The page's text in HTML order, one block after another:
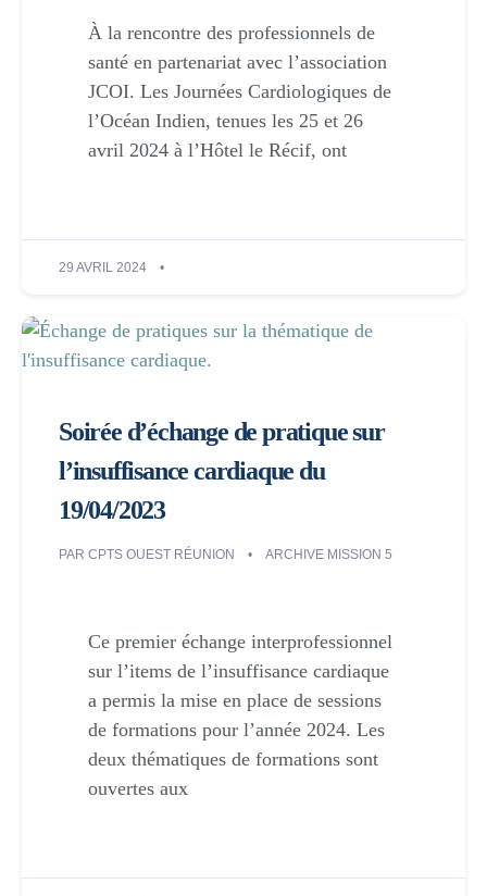
À la rencontre des professionnels de
santé en partenariat avec l’association
JCOI. Les Journées Cardiologiques de
l’Océan Indien, tenues les 25 et 26
avril 2024 à l’Hôtel le Récif, ont
29 AVRIL 2024
Soirée d’échange de pratique sur
l’insuffisance cardiaque du
19/04/2023
PAR CPTS OUEST RÉUNION ARCHIVE MISSION 5
Ce premier échange interprofessionnel
sur l’items de l’insuffisance cardiaque
a permis la mise en place de sessions
de formations pour l’année 2024. Les
deux thématiques de formations sont
ouvertes aux